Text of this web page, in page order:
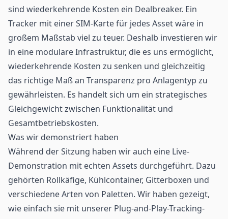
sind wiederkehrende Kosten ein Dealbreaker. Ein
Tracker mit einer SIM-Karte für jedes Asset wäre in
großem Maßstab viel zu teuer. Deshalb investieren wir
in eine modulare Infrastruktur, die es uns ermöglicht,
wiederkehrende Kosten zu senken und gleichzeitig
das richtige Maß an Transparenz pro Anlagentyp zu
gewährleisten. Es handelt sich um ein strategisches
Gleichgewicht zwischen Funktionalität und
Gesamtbetriebskosten.
Was wir demonstriert haben
Während der Sitzung haben wir auch eine Live-
Demonstration mit echten Assets durchgeführt. Dazu
gehörten Rollkäfige, Kühlcontainer, Gitterboxen und
verschiedene Arten von Paletten. Wir haben gezeigt,
wie einfach sie mit unserer Plug-and-Play-Tracking-